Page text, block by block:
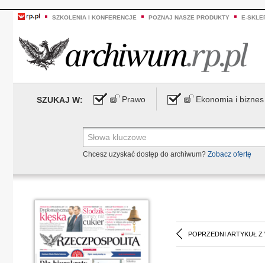
SZKOLENIA I KONFERENCJE POZNAJ NASZE PRODUKTY E-
SZUKAJ W: Prawo Ekonomia i biznes
Chcesz uzyskać dostęp do archiwum? Zobacz ofertę
POPRZEDNI ARTYKUŁ Z